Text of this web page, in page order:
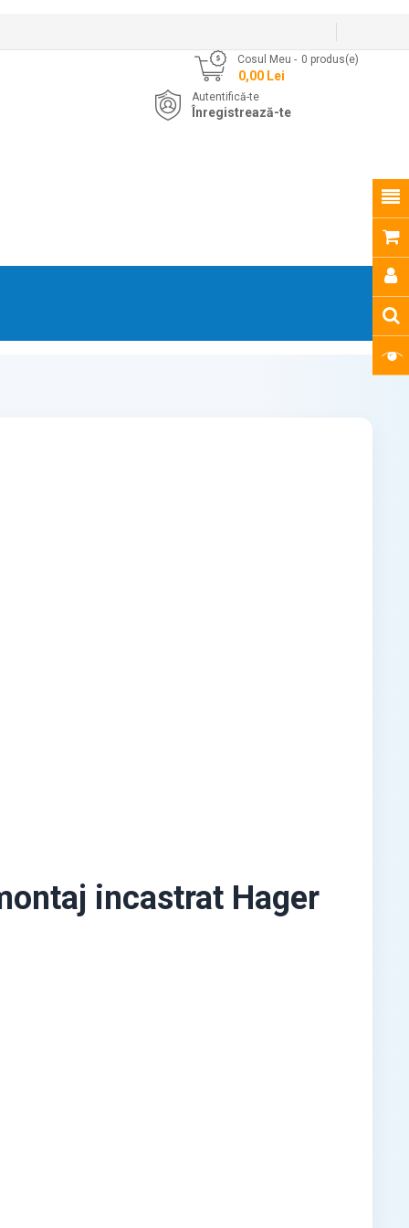
Cosul Meu 0 produs(e)
- 0,00 Lei
Autentifică-te
Înregistrează-te
incastrat Hager